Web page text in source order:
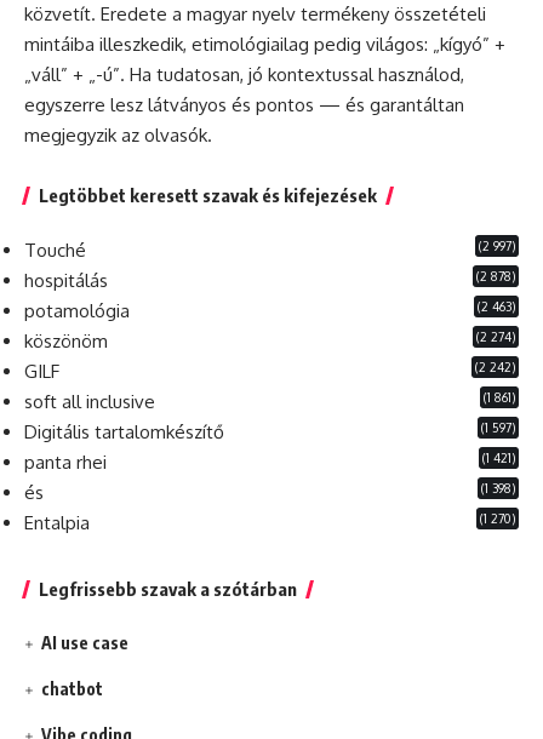
közvetít. Eredete a magyar nyelv termékeny összetételi
mintáiba illeszkedik, etimológiailag pedig világos: „kígyó” +
„váll” + „-ú”. Ha tudatosan, jó kontextussal használod,
egyszerre lesz látványos és pontos — és garantáltan
megjegyzik az olvasók.
Legtöbbet keresett szavak és kifejezések
Touché (2 997)
hospitálás (2 878)
potamológia (2 463)
köszönöm (2 274)
GILF (2 242)
soft all inclusive (1 861)
Digitális tartalomkészítő (1 597)
panta rhei (1 421)
és (1 398)
Entalpia (1 270)
Legfrissebb szavak a szótárban
AI use case
chatbot